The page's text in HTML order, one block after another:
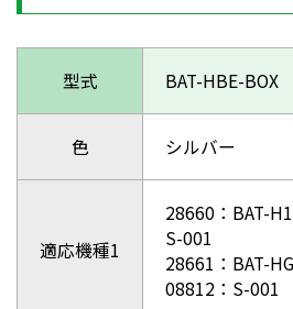
型式 BAT-HBE-BOX
色 シルバー
適応機種1
28660：BAT-
S-001
28661：BAT-
08812：S-001